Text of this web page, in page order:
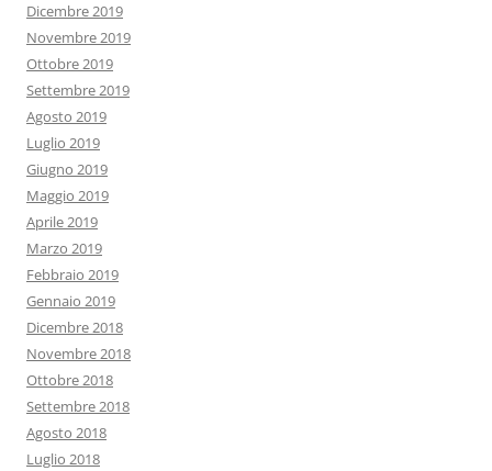
Dicembre 2019
Novembre 2019
Ottobre 2019
Settembre 2019
Agosto 2019
Luglio 2019
Giugno 2019
Maggio 2019
Aprile 2019
Marzo 2019
Febbraio 2019
Gennaio 2019
Dicembre 2018
Novembre 2018
Ottobre 2018
Settembre 2018
Agosto 2018
Luglio 2018